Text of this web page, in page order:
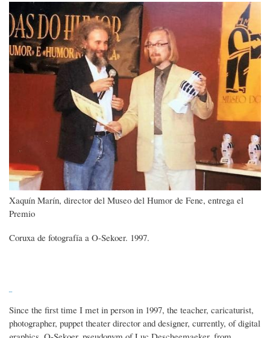
Imagen
Xaquín Marín, director del Museo del Humor de Fene, entrega el
Premio
Coruxa de fotografía a O-Sekoer. 1997.
Since the first time I met in person in 1997, the teacher, caricaturist,
photographer, puppet theater director and designer, currently, of digital